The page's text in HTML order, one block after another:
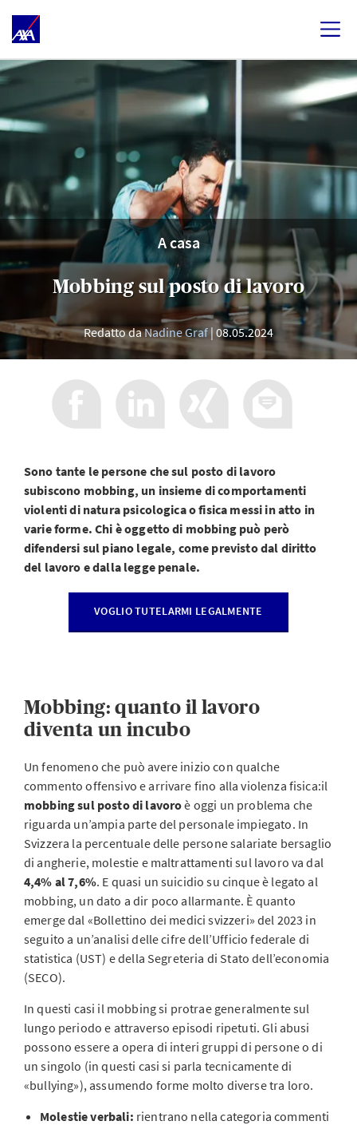
A casa
Mobbing sul posto di lavoro
Redatto daNadine Graf 08.05.2024
Sono tante le persone che sul posto di lavoro
subiscono mobbing, un insieme di comportamenti
violenti di natura psicologica o fisica messi in atto in
varie forme. Chi è oggetto di mobbing può però
difendersi sul piano legale, come previsto dal diritto
del lavoro e dalla legge penale.
VOGLIO TUTELARMI LEGALMENTE
Mobbing: quanto il lavoro
diventa un incubo
Un fenomeno che può avere inizio con qualche
commento offensivo e arrivare fino alla violenza fisica:il
mobbing sul posto di lavoroè oggi un problema che
riguarda un’ampia parte del personale impiegato. In
Svizzera la percentuale delle persone salariate bersaglio
di angherie, molestie e maltrattamenti sul lavoro va dal
4,4% al 7,6%. E quasi un suicidio su cinque è legato al
mobbing, un dato a dir poco allarmante. È quanto
emerge dal «Bollettino dei medici svizzeri» del 2023 in
seguito a un’analisi delle cifre dell’Ufficio federale di
statistica (UST) e della Segreteria di Stato dell’economia
(SECO).
In questi casi il mobbing si protrae generalmente sul
lungo periodo e attraverso episodi ripetuti. Gli abusi
possono essere a opera di interi gruppi di persone o di
un singolo (in questi casi si parla tecnicamente di
«bullying»), assumendo forme molto diverse tra loro.
Molestie verbali: rientrano nella categoria commenti